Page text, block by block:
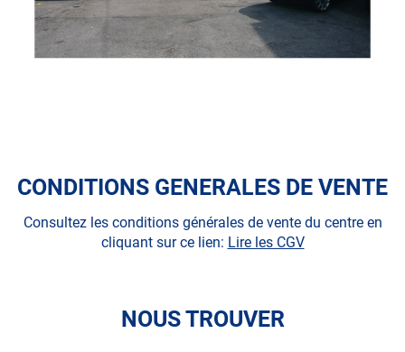
N’attendez plus pour votre sécurité et faire vérifier votre
véhicule : Prenez RDV dans votre centre de contrôle
technique.
CONDITIONS GENERALES DE VENTE
Consultez les conditions générales de vente du centre en
cliquant sur ce lien: Lire les CGV
NOUS TROUVER